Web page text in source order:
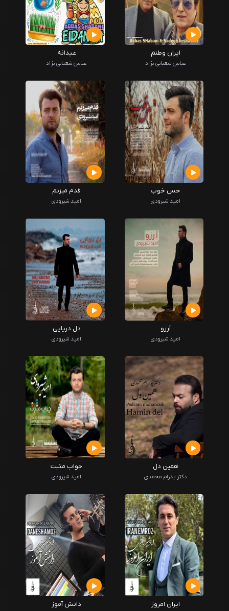
ایران وطنم
عباس شعبانی نژاد
عیدانه
عباس شعبانی نژاد
حس خوب
امید شیرودی
قدم میزنم
امید شیرودی
آرزو
امید شیرودی
دل دریایی
امید شیرودی
همین دل
دکتر پدرام محمدی
جواب مثبت
امید شیرودی
ایران امروز دانش آموز